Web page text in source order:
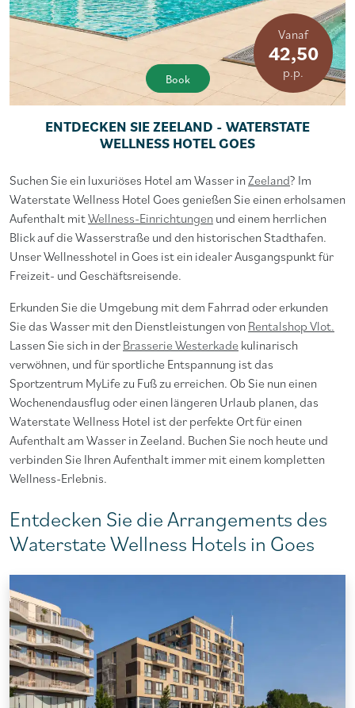
Vanaf
42,50
p.p.
Book
ENTDECKEN SIE ZEELAND - WATERSTATE
WELLNESS HOTEL GOES
Suchen Sie ein luxuriöses Hotel am Wasser inZeeland? Im
Waterstate Wellness Hotel Goes genießen Sie einen erholsamen
Aufenthalt mitWellness-Einrichtungen und einem herrlichen
Blick auf die Wasserstraße und den historischen Stadthafen.
Unser Wellnesshotel in Goes ist ein idealer Ausgangspunkt für
Freizeit- und Geschäftsreisende.
Erkunden Sie die Umgebung mit dem Fahrrad oder erkunden
Sie das Wasser mit den Dienstleistungen von Rentalshop Vlot.
Lassen Sie sich in der Brasserie Westerkade kulinarisch
verwöhnen, und für sportliche Entspannung ist das
Sportzentrum MyLife zu Fuß zu erreichen. Ob Sie nun einen
Wochenendausflug oder einen längeren Urlaub planen, das
Waterstate Wellness Hotel ist der perfekte Ort für einen
Aufenthalt am Wasser in Zeeland. Buchen Sie noch heute und
verbinden Sie Ihren Aufenthalt immer mit einem kompletten
Wellness-Erlebnis.
Entdecken Sie die Arrangements des
Waterstate Wellness Hotels in Goes